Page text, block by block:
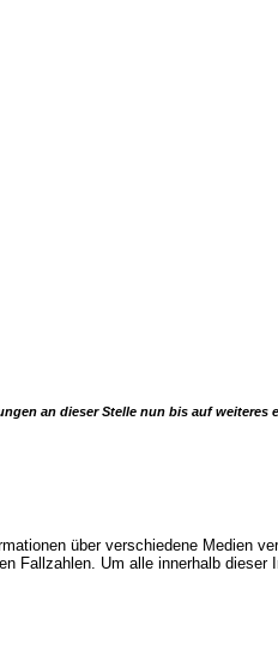
an dieser Stelle nun bis auf weiteres
über verschiedene Medien
Fallzahlen. Um alle innerhalb dieser